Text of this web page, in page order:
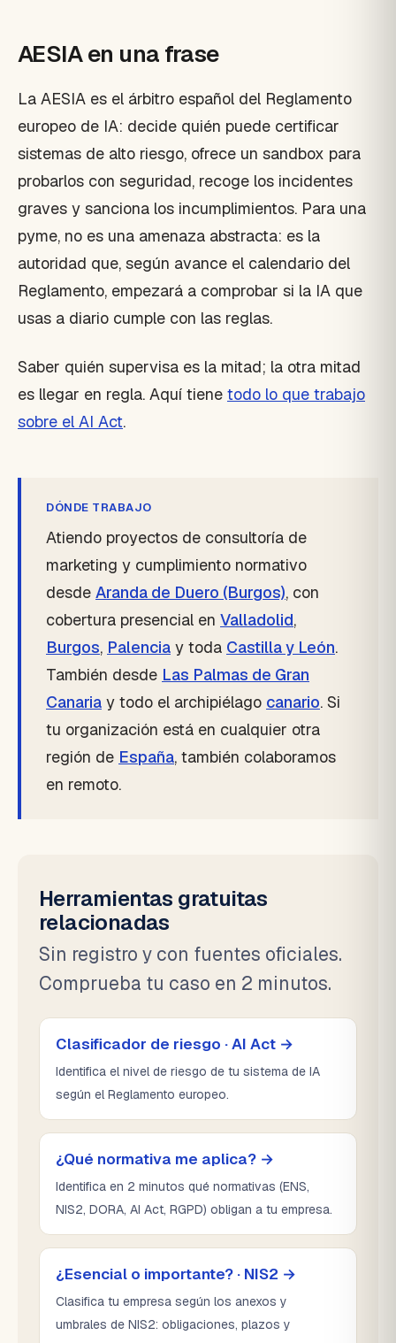
AESIA en una frase
La AESIA es el árbitro español del Reglamento
europeo de IA: decide quién puede certificar
sistemas de alto riesgo, ofrece un sandbox para
probarlos con seguridad, recoge los incidentes
graves y sanciona los incumplimientos. Para una
pyme, no es una amenaza abstracta: es la
autoridad que, según avance el calendario del
Reglamento, empezará a comprobar si la IA que
usas a diario cumple con las reglas.
Saber quién supervisa es la mitad; la otra mitad
es llegar en regla. Aquí tiene todo lo que trabajo
sobre el AI Act.
DÓNDE TRABAJO
Atiendo proyectos de consultoría de
marketing y cumplimiento normativo
desde Aranda de Duero (Burgos), con
cobertura presencial en Valladolid,
Burgos, Palencia y toda Castilla y León.
También desde Las Palmas de Gran
Canaria y todo el archipiélago canario. Si
tu organización está en cualquier otra
región de España, también colaboramos
en remoto.
Herramientas gratuitas
relacionadas
Sin registro y con fuentes oficiales.
Comprueba tu caso en 2 minutos.
Clasificador de riesgo · AI Act →
Identifica el nivel de riesgo de tu sistema de IA
según el Reglamento europeo.
¿Qué normativa me aplica? →
Identifica en 2 minutos qué normativas (ENS,
NIS2, DORA, AI Act, RGPD) obligan a tu empresa.
¿Esencial o importante? · NIS2 →
Clasifica tu empresa según los anexos y
umbrales de NIS2: obligaciones, plazos y